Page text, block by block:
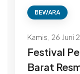
BEWARA
Kamis, 26 Juni
Festival
Barat